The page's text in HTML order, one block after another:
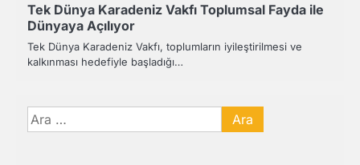
Tek Dünya Karadeniz Vakfı Toplumsal Fayda ile
Dünyaya Açılıyor
Tek Dünya Karadeniz Vakfı, toplumların iyileştirilmesi ve
kalkınması hedefiyle başladığı…
Arama: